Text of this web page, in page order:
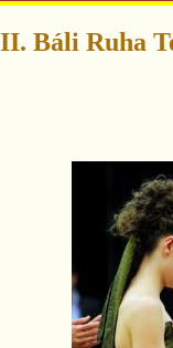
II. Báli Ruha